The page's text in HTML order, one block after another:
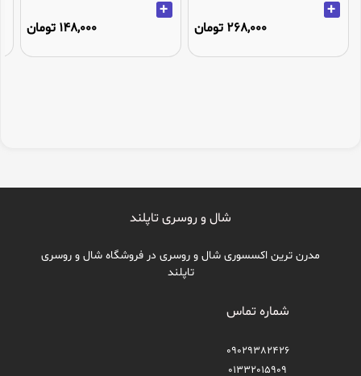
+
268,000 تومان
+
148,000 تومان
شال و روسری تاپلند
مدرن ترین اکسسوری شال و روسری در فروشگاه شال و روسری
تاپلند
شماره تماس
09029382426
01332015909